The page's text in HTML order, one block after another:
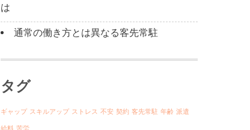
は
通常の働き方とは異なる客先常駐
タグ
ギャップ スキルアップ ストレス 不安 契約 客先常駐 年齢 派遣